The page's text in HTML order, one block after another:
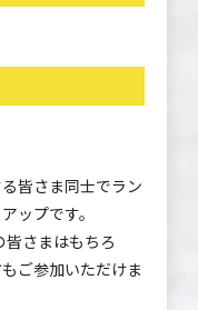
皆さま同士でラン
ップです。
さまはもちろ
ご参加いただけま